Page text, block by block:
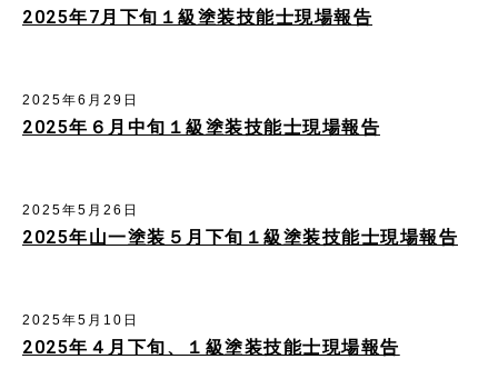
2025年7月下旬１級塗装技能士現場報告
2025年６月中旬１級塗装技能士現場報告
2025年6月29日
2025年山一塗装５月下旬１級塗装技能士現場報告
2025年5月26日
2025年４月下旬、１級塗装技能士現場報告
2025年5月10日